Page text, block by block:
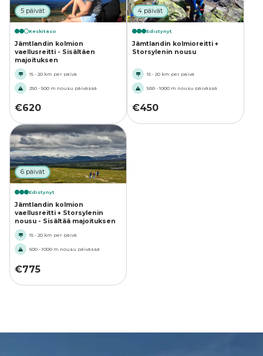
5 päivät
Keskitaso
Jämtlandin kolmion
vaellusreitti - Sisältäen
majoituksen
15 - 20 km per päivä
250 - 500 m nousu päivässä
€620
4 päivät
Edistynyt
Jämtlandin kolmioreitti +
Storsylenin nousu
15 - 20 km per päivä
500 - 1000 m nousu päivässä
€450
6 päivät
Edistynyt
Jämtlandin kolmion
vaellusreitti + Storsylenin
nousu - Sisältää majoituksen
15 - 20 km per päivä
500 - 1000 m nousu päivässä
€775